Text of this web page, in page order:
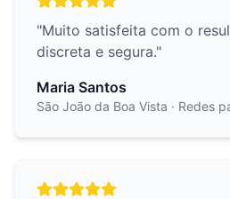
"Muito satisfeita com o
discreta e segura."
Maria Santos
São João da Boa Vista · Redes